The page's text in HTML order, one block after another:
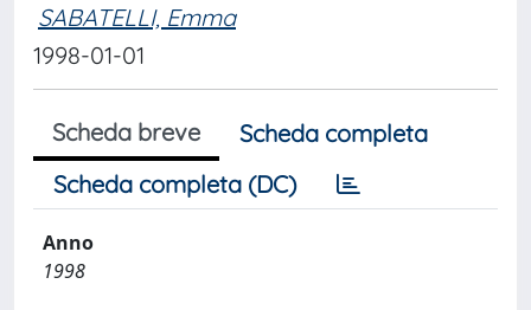
SABATELLI, Emma
1998-01-01
Scheda breve
Scheda completa
Scheda completa (DC)
Anno
1998